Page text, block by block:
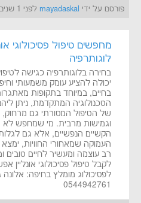
פורסם על ידי mayadaskal לפני 1 שנים 2 שבועות
מחפשים טיפול פסיכולוגי
לוגותרפיה
בחירה בלוגותרפיה כגישה לטיפול
יכולה להציע עומק משמעותי
בחיים, במיוחד בתקופות
הטכנולוגיה המתקדמת, ניתן
של הטיפול המסורתי גם מרחוק,
וגמישות מרבית. מי שמחפש
הקשיים הנפשיים, אלא גם
העמוקה שמאחורי החוויות, ימצא
רב עוצמה ומעשיר לחיים טובים
לקבל טיפול פסיכולוגי אונליין
לפסיכולוג מומלץ בחיפה: אלונה
0544942761